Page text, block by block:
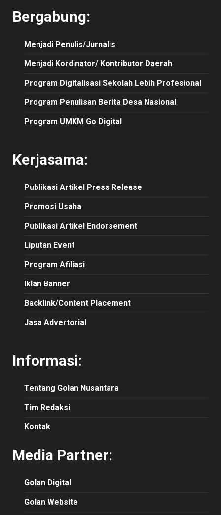
Bergabung:
Menjadi Penulis/Jurnalis
Menjadi Kordinator/ Kontributor Daerah
Program Digitalisasi Sekolah Lebih Profesional
Program Penulisan Berita Desa Nasional
Program UMKM Go Digital
Kerjasama:
Publikasi Artikel Press Release
Promosi Usaha
Publikasi Artikel Endorsement
Liputan Event
Program Afiliasi
Iklan Banner
Backlink/Content Placement
Jasa Advertorial
Informasi:
Tentang Golan Nusantara
Tim Redaksi
Kontak
Media Partner:
Golan Digital
Golan Website